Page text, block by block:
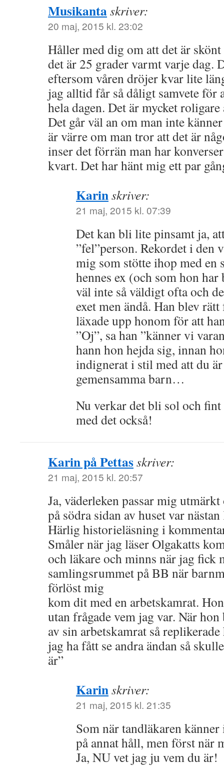
Musikantaskriver:
20 maj, 2015 kl. 23:02
Håller med dig om att det är
det är 25 grader varmt varje dag.
eftersom våren dröjer kvar lite
jag alltid får så dåligt samvete för
hela dagen. Det är mycket
Det går väl an om man inte
är värre om man tror att det är
inser det förrän man har
kvart. Det har hänt mig ett par
Karinskriver:
21 maj, 2015 kl. 07:39
Det kan bli lite pinsamt ja,
”fel”person. Rekordet i den
mig som stötte ihop med en
hennes ex (och som hon
väl inte så väldigt ofta och
exet men ändå. Han blev
läxade upp honom för att
”Oj”, sa han ”känner vi
hann hon hejda sig, innan
indignerat i stil med att du
gemensamma barn…
Nu verkar det bli sol och
med det också!
Karin på Pettasskriver:
21 maj, 2015 kl. 20:57
Ja, väderleken passar mig
på södra sidan av huset var
Härlig historieläsning i
Småler när jag läser Olgakatts
och läkare och minns när jag fick
samlingsrummet på BB när
förlöst mig
kom dit med en arbetskamrat.
utan frågade vem jag var. När
av sin arbetskamrat så
jag ha fått se andra ändan så
är”
Karinskriver:
21 maj, 2015 kl. 21:35
Som när tandläkaren
på annat håll, men först när
Ja, NU vet jag ju vem du är!